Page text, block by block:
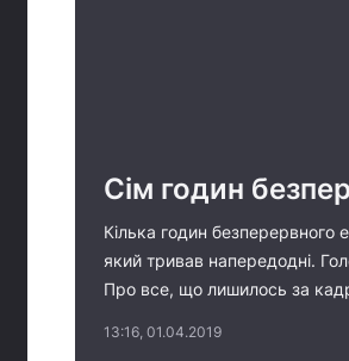
Сім годин
Кілька годин
який тривав напередодні.
Про все, що лишилось за
13:16, 01.04.2019